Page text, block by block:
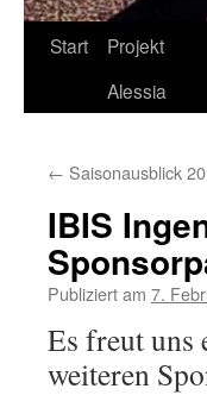
Zum
Start
Projekt
Alessia
← Saisonausblick
IBIS
Publiziert am 7.
Es freut uns
weiteren